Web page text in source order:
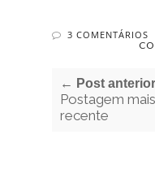
3 COMENTÁRIOS
← Post anterior
Postagem mais
recente